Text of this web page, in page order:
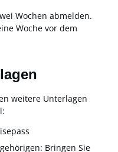
Wochen abmelden.
Woche vor dem
weitere Unterlagen
Bringen Sie